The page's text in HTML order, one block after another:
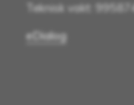
Teknisk vakt:
eDialog